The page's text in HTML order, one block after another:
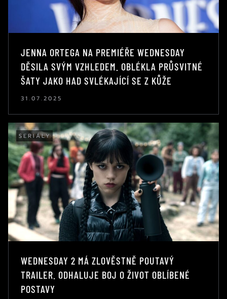
JENNA ORTEGA NA PREMIÉŘE WEDNESDAY
DĚSILA SVÝM VZHLEDEM. OBLÉKLA PRŮSVITNÉ
ŠATY JAKO HAD SVLÉKAJÍCÍ SE Z KŮŽE
31.07.2025
SERIÁLY
WEDNESDAY 2 MÁ ZLOVĚSTNĚ POUTAVÝ
TRAILER. ODHALUJE BOJ O ŽIVOT OBLÍBENÉ
POSTAVY